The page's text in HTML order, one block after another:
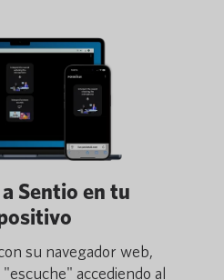
Sentio en tu
su navegador web,
accediendo al